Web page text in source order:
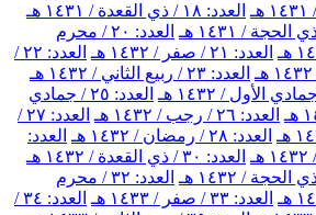
العدد: ١٨ / ذي القعدة / ١٤٣١ هـ
العدد: ٢٠ / محرم
العدد: ٢١ / صفر / ١٤٣٢ هـ
العدد: ٢٢ /
العدد: ٢٣ / ربيع الثاني / ١٤٣٢ هـ
العدد: ٢٥ / جمادي
العدد: ٢٦ / رجب / ١٤٣٢ هـ
العدد: ٢٧ /
العدد: ٢٨ / رمضان / ١٤٣٢ هـ
العدد:
العدد: ٣٠ / ذي القعدة / ١٤٣٢ هـ
العدد: ٣٢ / محرم
العدد: ٣٣ / صفر / ١٤٣٣ هـ
العدد: ٣٤ /